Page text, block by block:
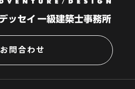
お問合わせ